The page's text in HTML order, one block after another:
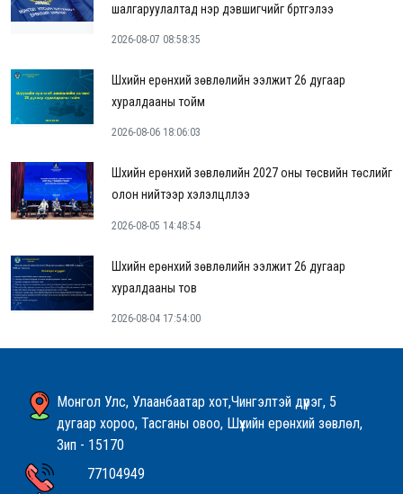
шалгаруулалтад нэр дэвшигчийг бүртгэлээ
2026-08-07 08:58:35
Шүүхийн ерөнхий зөвлөлийн ээлжит 26 дугаар
хуралдааны тойм
2026-08-06 18:06:03
Шүүхийн ерөнхий зөвлөлийн 2027 оны төсвийн төслийг
олон нийтээр хэлэлцүүллээ
2026-08-05 14:48:54
Шүүхийн ерөнхий зөвлөлийн ээлжит 26 дугаар
хуралдааны тов
2026-08-04 17:54:00
Монгол Улс, Улаанбаатар хот,Чингэлтэй дүүрэг, 5
дугаар хороо, Тасганы овоо, Шүүхийн ерөнхий зөвлөл,
Зип - 15170
77104949